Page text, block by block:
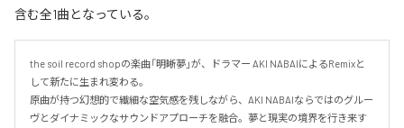
含む全1曲となっている。
the soil record shopの楽曲「明晰夢」が、ドラマー AKI NABAIによるRemixと
して新たに生まれ変わる。
原曲が持つ幻想的で繊細な空気感を残しながら、AKI NABAIならではのグルー
ヴとダイナミックなサウンドアプローチを融合。夢と現実の境界を行き来す